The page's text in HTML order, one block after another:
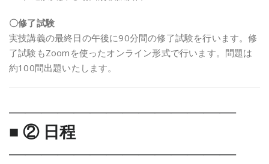
〇修了試験
実技講義の最終日の午後に90分間の修了試験を行います。修
了試験もZoomを使ったオンライン形式で行います。問題は
約100問出題いたします。
――――――――――――――
■ ② 日程
――――――――――――――